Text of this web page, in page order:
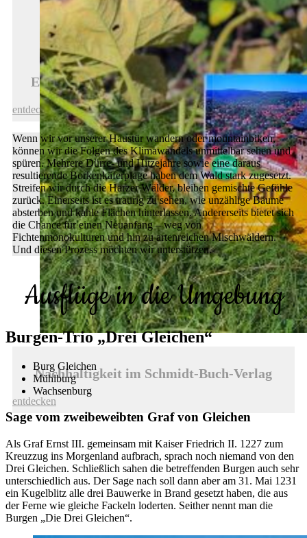
Erfurt ist jetzt UNESCO-Welterbe-Stadt!
entdecken
Nachhaltigkeit im Schmidt-Buch-Verlag
entdecken
Wenn wir vor unserer Haustür wandern oder mountainbiken,
können wir die Folgen des Klimawandels unmittelbar sehen und
spüren. Mehrere Dürre- und Hitzejahre sowie eine daraus
resultierende Borkenkäferplage haben dem Wald stark zugesetzt.
Streifen wir durch die Harzer Wälder, bleiben gemischte Gefühle
zurück. Einerseits ist es traurig zu sehen, wie unzählige Bäume
absterben und kahle Flächen hinterlassen. Andererseits bietet sich
die Chance für einen Neuanfang – weg von
Fichtenmonokulturen und hin zu artenreichen Mischwäldern.
Und diesen Prozess möchten wir unterstützen.
Ausflüge in die Umgebung
Burgen-Trio „Drei Gleichen“
Burg Gleichen
Mühlburg
Wachsenburg
Sage vom zweibeweibten Graf von Gleichen
Als Graf Ernst III. gemeinsam mit Kaiser Friedrich II. 1227 zum
Kreuzzug ins Morgenland aufbrach, sprach noch niemand von den
Drei Gleichen. Schließlich sahen die betreffenden Burgen auch sehr
unterschiedlich aus. Der Sage nach soll dann aber am 31. Mai 1231
ein Kugelblitz alle drei Bauwerke in Brand gesetzt haben, die aus
der Ferne wie gleiche Fackeln loderten. Seither nennt man die
Burgen „Die Drei Gleichen“.